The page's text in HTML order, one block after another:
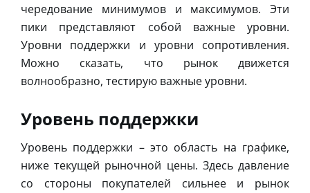
чередование минимумов и максимумов. Эти
пики представляют собой важные уровни.
Уровни поддержки и уровни сопротивления.
Можно сказать, что рынок движется
волнообразно, тестирую важные уровни.
Уровень поддержки
Уровень поддержки – это область на графике,
ниже текущей рыночной цены. Здесь давление
со стороны покупателей сильнее и рынок